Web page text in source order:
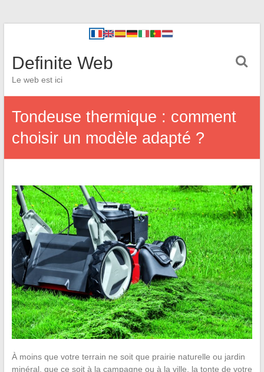
Definite Web
Le web est ici
Tondeuse thermique : comment
choisir un modèle adapté ?
À moins que votre terrain ne soit que prairie naturelle ou jardin
minéral, que ce soit à la campagne ou à la ville, la tonte de votre